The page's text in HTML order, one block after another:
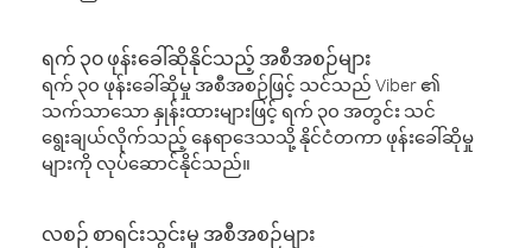
ရက် ၃၀ ဖုန်းခေါ်ဆိုနိုင်သည့် အစီအစဉ်များ
ရက် ၃၀ ဖုန်းခေါ်ဆိုမှု အစီအစဉ်ဖြင့် သင်သည် Viber ၏
သက်သာသော နှုန်းထားများဖြင့် ရက် ၃၀ အတွင်း သင်
ရွေးချယ်လိုက်သည့် နေရာဒေသသို့ နိုင်ငံတကာ ဖုန်းခေါ်ဆိုမှု
များကို လုပ်ဆောင်နိုင်သည်။
လစဉ် စာရင်းသွင်းမှု အစီအစဉ်များ